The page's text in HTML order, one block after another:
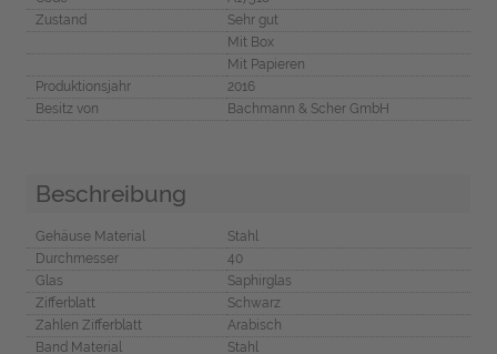
Zustand
Sehr gut
Mit Box
Mit Papieren
Produktionsjahr
2016
Besitz von
Bachmann & Scher GmbH
Beschreibung
Gehäuse Material
Stahl
Durchmesser
40
Glas
Saphirglas
Zifferblatt
Schwarz
Zahlen Zifferblatt
Arabisch
Band Material
Stahl